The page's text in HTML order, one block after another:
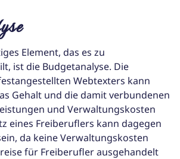
Element, das es zu
ist die Budgetanalyse. Die
Webtexters kann
Gehalt und die damit verbundenen
und Verwaltungskosten
eines Freiberuflers kann dagegen
da keine Verwaltungskosten
für Freiberufler ausgehandelt